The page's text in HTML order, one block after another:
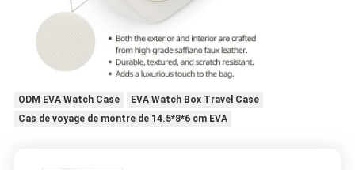
ODM EVA Watch Case
EVA Watch Box Travel Case
Cas de voyage de montre de 14.5*8*6 cm EVA